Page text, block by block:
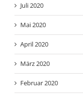
Juli 2020
Mai 2020
April 2020
März 2020
Februar 2020